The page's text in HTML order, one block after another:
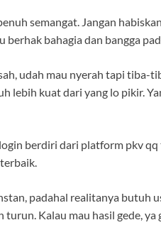
semangat. Jangan
berhak bahagia dan bangga
udah mau nyerah tapi tiba-
lebih kuat dari yang lo pikir.
berdiri dari platform pkv
padahal realitanya butuh
Kalau mau hasil gede,